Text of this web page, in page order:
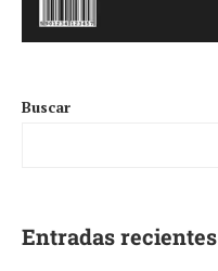
Buscar
Entradas recientes